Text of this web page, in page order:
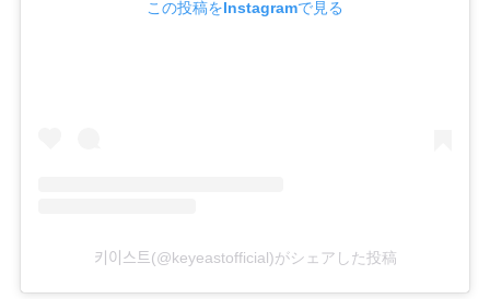
この投稿をInstagramで見る
키이스트(@keyeastofficial)がシェアした投稿